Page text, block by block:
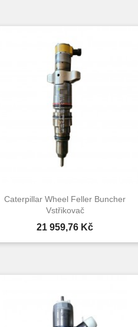
Caterpillar Wheel Feller Buncher
Vstřikovač
Cena
21 959,76 Kč
 Rychlý náhled